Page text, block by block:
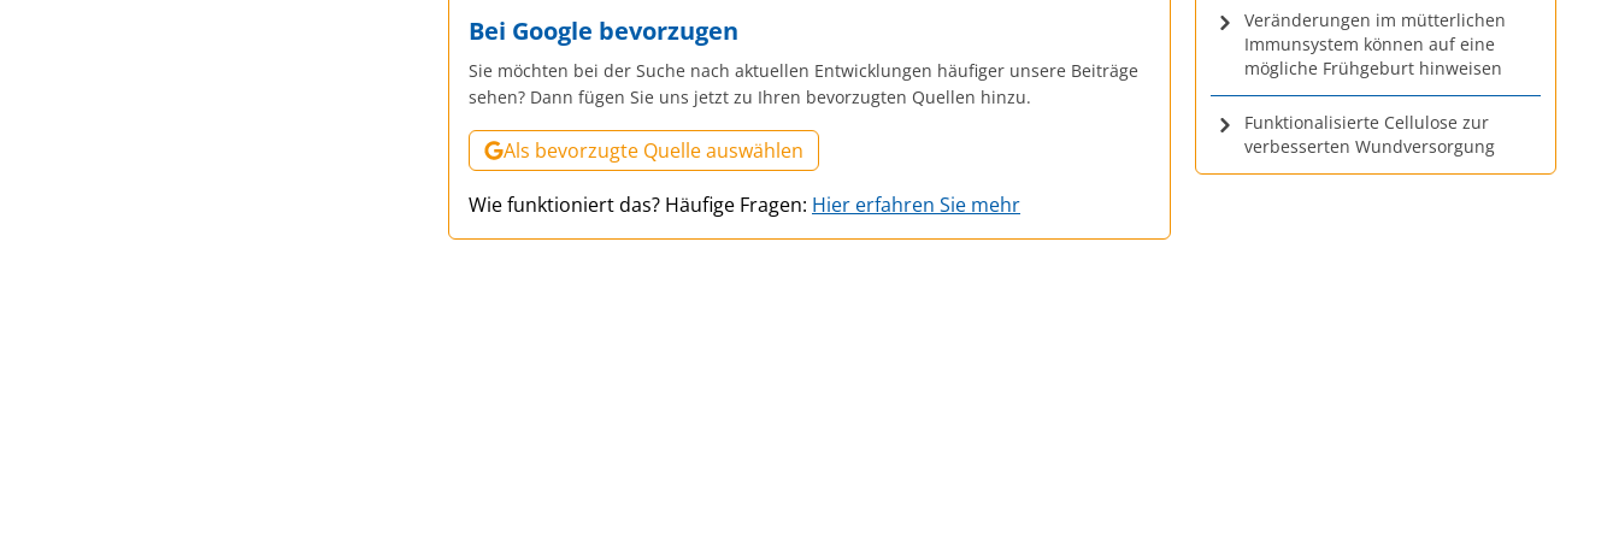
Bei Google bevorzugen
Sie möchten bei der Suche nach aktuellen Entwicklungen häufiger unsere Beiträge
sehen? Dann fügen Sie uns jetzt zu Ihren bevorzugten Quellen hinzu.
Als bevorzugte Quelle auswählen
Wie funktioniert das? Häufige Fragen: Hier erfahren Sie mehr
Veränderungen im mütterlichen
Immunsystem können auf eine
mögliche Frühgeburt hinweisen
Funktionalisierte Cellulose zur
verbesserten Wundversorgung